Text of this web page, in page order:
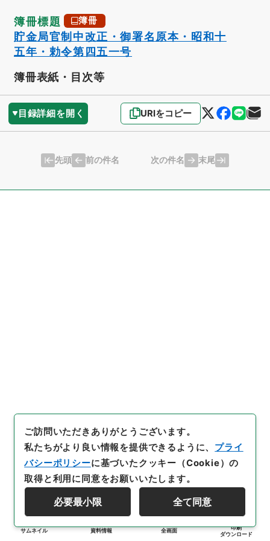
簿冊標題 簿冊
貯金局官制中改正・御署名原本・昭和十
五年・勅令第四五一号
簿冊表紙・目次等
目録詳細を開く URIをコピー
先頭 前の件名 次の件名 末尾
サムネイル 資料情報 全画面
印刷
ダウンロード
ご訪問いただきありがとうございます。
私たちがより良い情報を提供できるように、 プライ
バシーポリシーに基づいたクッキー（Cookie）の
取得と利用に同意をお願いいたします。
必要最小限 全て同意